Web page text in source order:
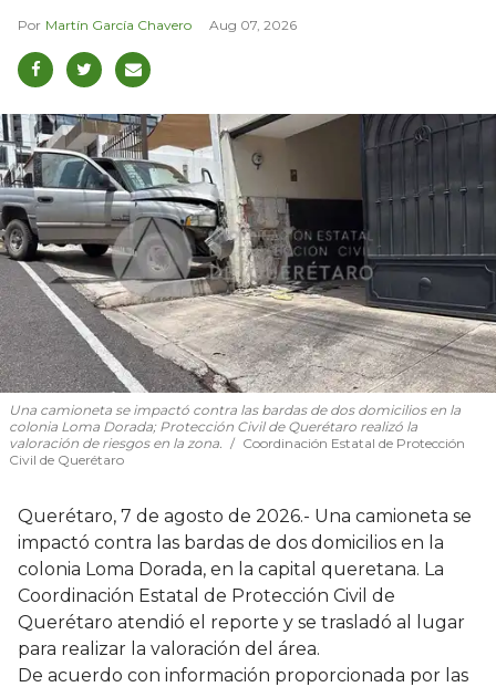
Martín García Chavero Aug 07, 2026
Una camioneta se impactó contra las bardas de dos domicilios en la
colonia Loma Dorada; Protección Civil de Querétaro realizó la
valoración de riesgos en la zona.
Coordinación Estatal de Protección
Civil de Querétaro
Querétaro, 7 de agosto de 2026.- Una camioneta se
impactó contra las bardas de dos domicilios en la
colonia Loma Dorada, en la capital queretana. La
Coordinación Estatal de Protección Civil de
Querétaro atendió el reporte y se trasladó al lugar
para realizar la valoración del área.
De acuerdo con información proporcionada por las